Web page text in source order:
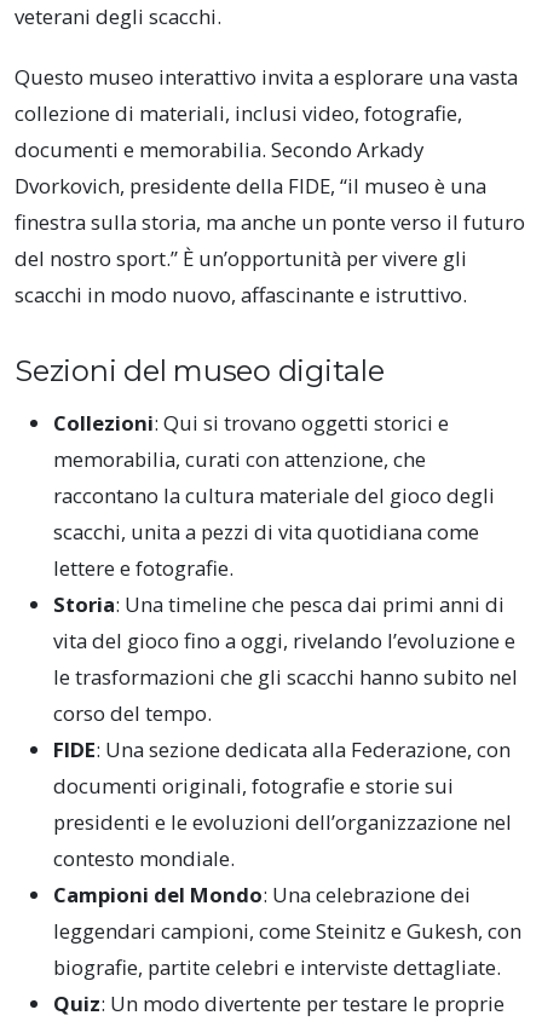
veterani degli scacchi.
Questo museo interattivo invita a esplorare una vasta
collezione di materiali, inclusi video, fotografie,
documenti e memorabilia. Secondo Arkady
Dvorkovich, presidente della FIDE, “il museo è una
finestra sulla storia, ma anche un ponte verso il futuro
del nostro sport.” È un’opportunità per vivere gli
scacchi in modo nuovo, affascinante e istruttivo.
Sezioni del museo digitale
Collezioni: Qui si trovano oggetti storici e
memorabilia, curati con attenzione, che
raccontano la cultura materiale del gioco degli
scacchi, unita a pezzi di vita quotidiana come
lettere e fotografie.
Storia: Una timeline che pesca dai primi anni di
vita del gioco fino a oggi, rivelando l’evoluzione e
le trasformazioni che gli scacchi hanno subito nel
corso del tempo.
FIDE: Una sezione dedicata alla Federazione, con
documenti originali, fotografie e storie sui
presidenti e le evoluzioni dell’organizzazione nel
contesto mondiale.
Campioni del Mondo: Una celebrazione dei
leggendari campioni, come Steinitz e Gukesh, con
biografie, partite celebri e interviste dettagliate.
Quiz: Un modo divertente per testare le proprie